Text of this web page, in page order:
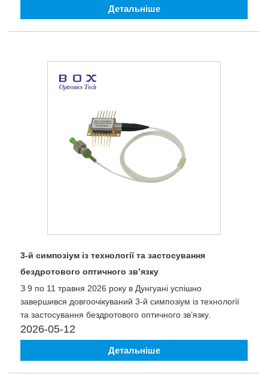
Детальніше
3-й симпозіум із технології та застосування
бездротового оптичного зв’язку
З 9 по 11 травня 2026 року в Дунгуані успішно
завершився довгоочікуваний 3-й симпозіум із технології
та застосування бездротового оптичного зв’язку.
2026-05-12
Детальніше